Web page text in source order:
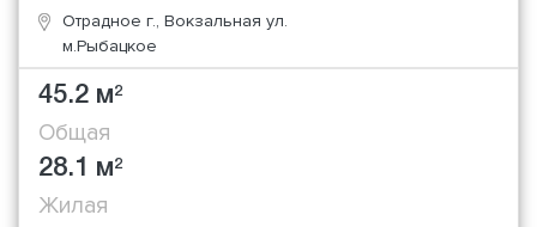
Отрадное г., Вокзальная ул.
м.Рыбацкое
45.2 м2
Общая
28.1 м2
Жилая